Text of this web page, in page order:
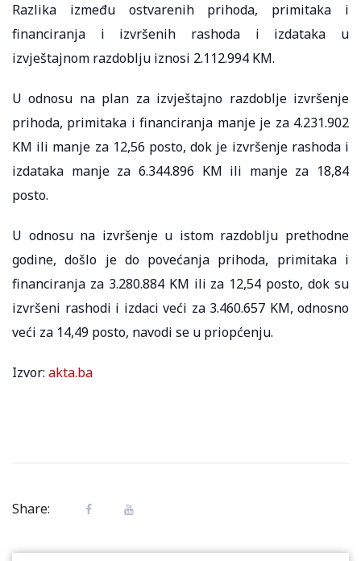
Razlika između ostvarenih prihoda, primitaka i
financiranja i izvršenih rashoda i izdataka u
izvještajnom razdoblju iznosi 2.112.994 KM.
U odnosu na plan za izvještajno razdoblje izvršenje
prihoda, primitaka i financiranja manje je za 4.231.902
KM ili manje za 12,56 posto, dok je izvršenje rashoda i
izdataka manje za 6.344.896 KM ili manje za 18,84
posto.
U odnosu na izvršenje u istom razdoblju prethodne
godine, došlo je do povećanja prihoda, primitaka i
financiranja za 3.280.884 KM ili za 12,54 posto, dok su
izvršeni rashodi i izdaci veći za 3.460.657 KM, odnosno
veći za 14,49 posto, navodi se u priopćenju.
Izvor: akta.ba
Share: